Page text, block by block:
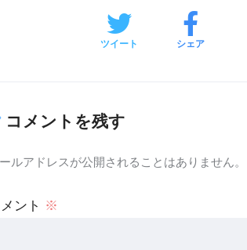
ツイート シェア
コメントを残す
ルアドレスが公開されることはありません。
ント ※